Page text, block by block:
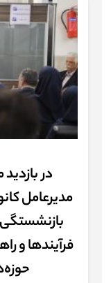
اطلاع‌رسانی
میزخدمت
چندرسانه‌ای
شرکت‌ها
آمار و اطلاعات
تماس با ما
ارتباط با
در
مدیرعامل
فرآیندها و